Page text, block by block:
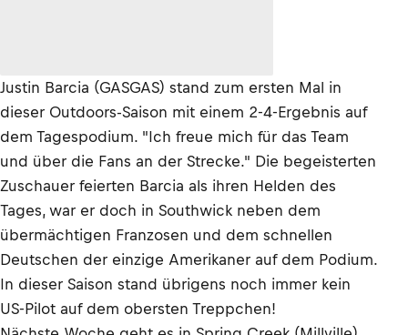
Justin Barcia (GASGAS) stand zum ersten Mal in
dieser Outdoors-Saison mit einem 2-4-Ergebnis auf
dem Tagespodium. "Ich freue mich für das Team
und über die Fans an der Strecke." Die begeisterten
Zuschauer feierten Barcia als ihren Helden des
Tages, war er doch in Southwick neben dem
übermächtigen Franzosen und dem schnellen
Deutschen der einzige Amerikaner auf dem Podium.
In dieser Saison stand übrigens noch immer kein
US-Pilot auf dem obersten Treppchen!